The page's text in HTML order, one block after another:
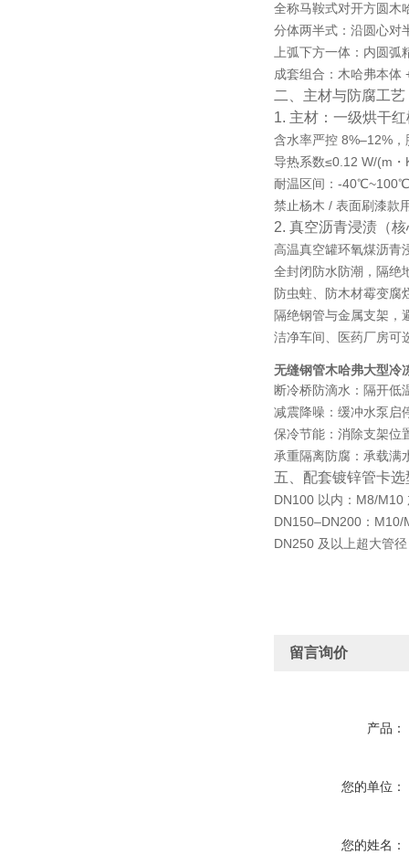
全称马鞍式对开方圆木
分体两半式 ：沿圆心
上弧下方一体 ：内圆
成套组合 ：木哈弗本
二、主材与防腐工
1. 主材：一级烘干
含水率严控 8%–12%
导热系数≤0.12 W/(m
耐温区间： -40℃~100℃
禁止杨木 / 表面刷漆款
2. 真空沥青浸渍（
高温真空罐环氧煤沥青
全封闭防水防潮，隔绝
防虫蛀、防木材霉变腐
隔绝钢管与金属支架，
洁净车间、医药厂房可
无缝钢管木哈弗大型冷
断冷桥防滴水 ：隔开
减震降噪 ：缓冲水泵
保冷节能 ：消除支架
承重隔离防腐 ：承载
五、配套镀锌管卡
DN100 以内：M8/M10
DN150–DN200：M10/
DN250 及以上超大管
留言询价
产品：
您的单位：
您的姓名：